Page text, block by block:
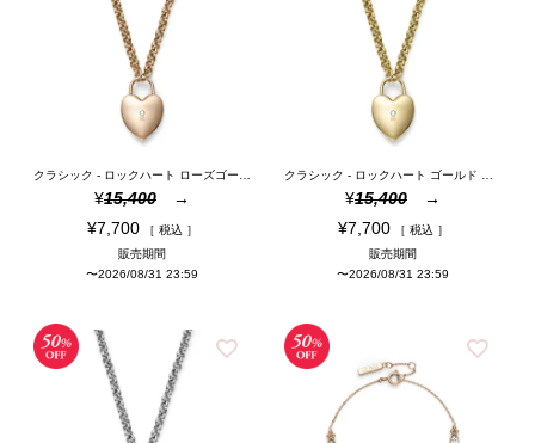
¥15,400
¥7,700
税込
販売期間
〜2026/08/31 23:59
¥15,400
¥7,700
税込
販売期間
〜2026/08/31 23:59